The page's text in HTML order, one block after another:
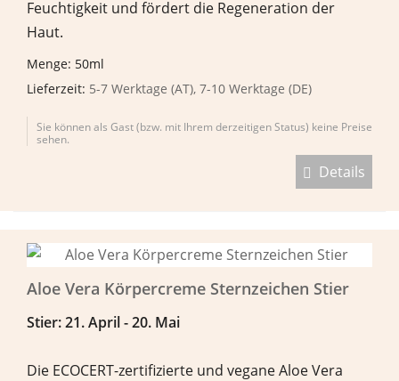
Feuchtigkeit und fördert die Regeneration der
Haut.
Menge: 50ml
Lieferzeit: 5-7 Werktage (AT), 7-10 Werktage (DE)
Sie können als Gast (bzw. mit Ihrem derzeitigen Status) keine Preise
sehen.
Details
Aloe Vera Körpercreme Sternzeichen Stier
Stier: 21. April - 20. Mai
Die ECOCERT-zertifizierte und vegane Aloe Vera